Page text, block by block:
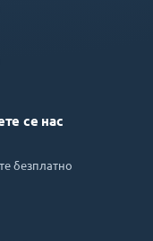
се нас
безплатно